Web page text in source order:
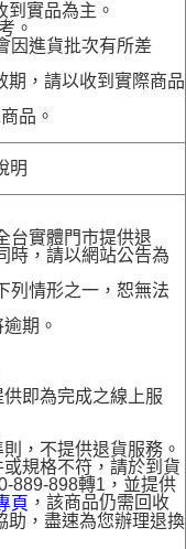
實品為主。
。
因進貨批次有所差
期，請以收到實際商品
品。
明
台實體門市提供退
時，請以網站公告為
列情形之一，恕無法
期。
即為完成之線上服
，不提供退貨服務。
規格不符，請於到貨
889-898轉1，並提供
頁 ，該商品仍需回收
助，盡速為您辦理退換